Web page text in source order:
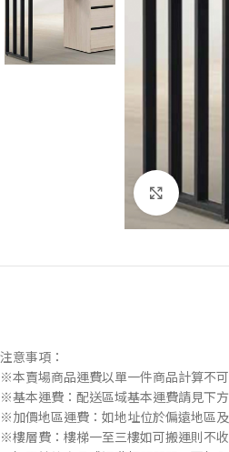
Click to
注意事項：
※本賣場商品運費以單一件商品計算不
※基本運費：配送區域基本運費請見下方
※加價地區運費：如地址位於偏遠地區
※樓層費：樓梯一至三樓如可搬運則不